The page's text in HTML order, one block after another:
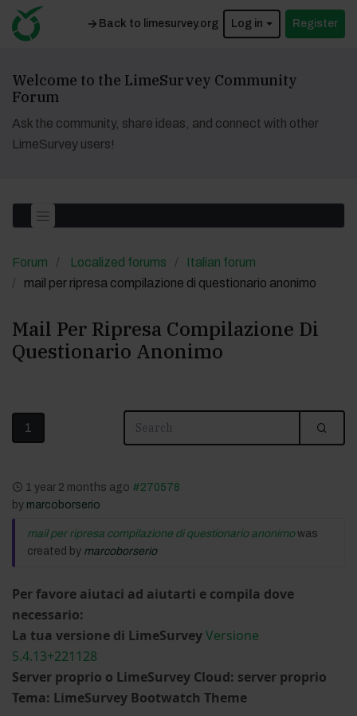
Back to limesurvey.org Log in Register
Welcome to the LimeSurvey Community
Forum
Ask the community, share ideas, and connect with other
LimeSurvey users!
Forum Localized forums
Italian forum
mail per ripresa compilazione di questionario anonimo
Mail Per Ripresa Compilazione Di
Questionario Anonimo
1
1 year 2 months ago #270578
by marcoborserio
mail per ripresa compilazione di questionario anonimowas
created by marcoborserio
Per favore aiutaci ad aiutarti e compila dove
necessario:
La tua versione di LimeSurveyVersione
5.4.13+221128
Server proprio o LimeSurvey Cloud: server proprio
Tema: LimeSurvey Bootwatch Theme